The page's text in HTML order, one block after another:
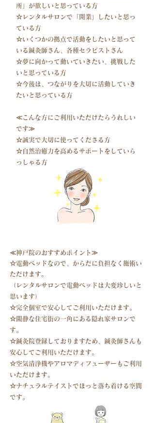
所」が欲しいと思っている方
☆レンタルサロンで「開業」したいと思っ
ている方
​☆いくつかの拠点で活動をしたいと思って
いる鍼灸師さん、各種セラピストさん
☆夢に向かって動いていきたい、挑戦した
いと思っている方
☆今後は、つながりを大切に活動していき
たいと思っている方
≪こんな方にご利用いただけたらうれしい
です≫
☆誠実で大切に使ってくださる方
☆自然治癒力を高めるサポートをしていら
っしゃる方
≪神戸院のおすすめポイント≫
☆電動ベッドなので、からだに負担なく施術い
ただけます。
（レンタルサロンで電動ベッドは大変珍しいと
思います）
☆完全個室で安心してご利用いただけます。
​☆閑静な住宅街の一角にある隠れ家サロンで
す。
​☆鍼灸院登録しておりますため、鍼灸師さんも
安心してご利用いただけます。
☆空気清浄機やアロマディフューザーもご利用
いただけます。
​☆ナチュラルテイストでほっと落ち着ける空間
です。